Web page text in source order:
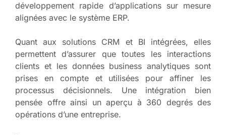
développement rapide d’applications sur mesure
alignées avec le système ERP.
Quant aux solutions CRM et BI intégrées, elles
permettent d’assurer que toutes les interactions
clients et les données business analytiques sont
prises en compte et utilisées pour affiner les
processus décisionnels. Une intégration bien
pensée offre ainsi un aperçu à 360 degrés des
opérations d’une entreprise.